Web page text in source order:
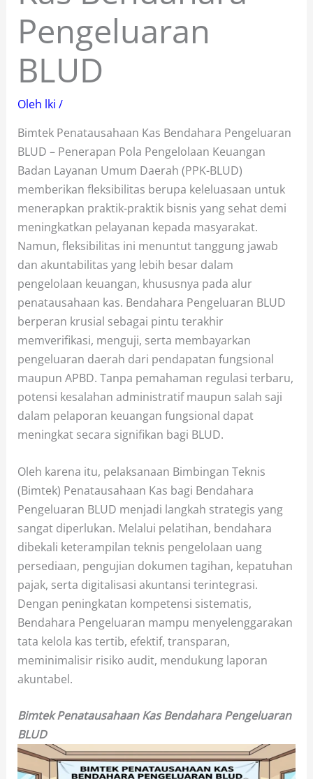
Pengeluaran
BLUD
Oleh lki /
Bimtek Penatausahaan Kas Bendahara Pengeluaran
BLUD – Penerapan Pola Pengelolaan Keuangan
Badan Layanan Umum Daerah (PPK-BLUD)
memberikan fleksibilitas berupa keleluasaan untuk
menerapkan praktik-praktik bisnis yang sehat demi
meningkatkan pelayanan kepada masyarakat.
Namun, fleksibilitas ini menuntut tanggung jawab
dan akuntabilitas yang lebih besar dalam
pengelolaan keuangan, khususnya pada alur
penatausahaan kas. Bendahara Pengeluaran BLUD
berperan krusial sebagai pintu terakhir
memverifikasi, menguji, serta membayarkan
pengeluaran daerah dari pendapatan fungsional
maupun APBD. Tanpa pemahaman regulasi terbaru,
potensi kesalahan administratif maupun salah saji
dalam pelaporan keuangan fungsional dapat
meningkat secara signifikan bagi BLUD.
Oleh karena itu, pelaksanaan Bimbingan Teknis
(Bimtek) Penatausahaan Kas bagi Bendahara
Pengeluaran BLUD menjadi langkah strategis yang
sangat diperlukan. Melalui pelatihan, bendahara
dibekali keterampilan teknis pengelolaan uang
persediaan, pengujian dokumen tagihan, kepatuhan
pajak, serta digitalisasi akuntansi terintegrasi.
Dengan peningkatan kompetensi sistematis,
Bendahara Pengeluaran mampu menyelenggarakan
tata kelola kas tertib, efektif, transparan,
meminimalisir risiko audit, mendukung laporan
akuntabel.
Bimtek Penatausahaan Kas Bendahara Pengeluaran
BLUD